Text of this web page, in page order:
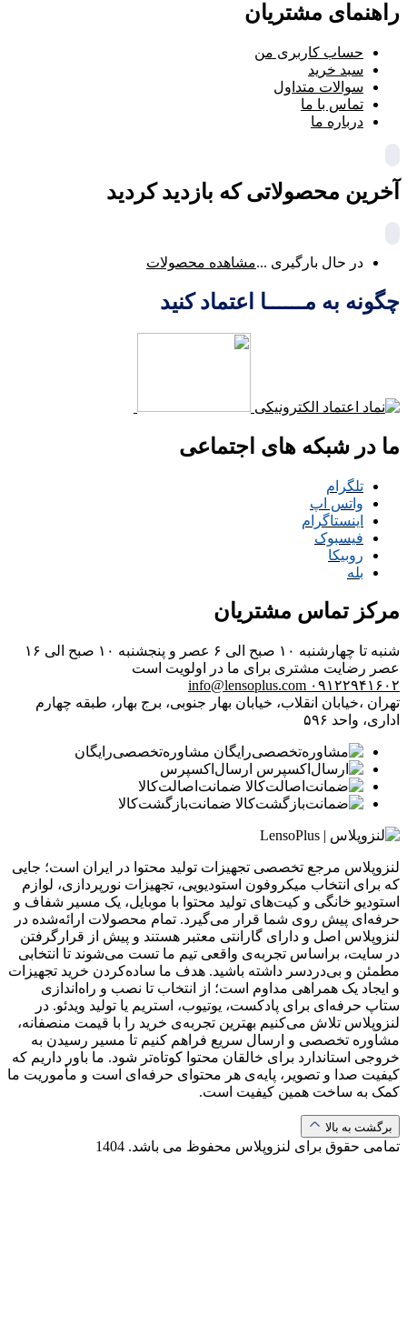
راهنمای مشتریان
حساب کاربری من
سبد خرید
سوالات متداول
تماس با ما
درباره ما
آخرین محصولاتی که بازدید کردید
در حال بارگیری ...مشاهده محصولات
چگونه به مــــــا اعتماد کنید
ما در شبکه های اجتماعی
تلگرام
واتس اپ
اینستاگرام
فیسبوک
روبیکا
بله
مرکز تماس مشتریان
شنبه تا چهارشنبه ۱۰ صبح الی ۶ عصر و پنجشنبه ۱۰ صبح الی ۱۶
عصر رضایت مشتری برای ما در اولویت است
۰۹۱۲۲۹۴۱۶۰۲ info@lensoplus.com
تهران ،خیابان انقلاب، خیابان بهار جنوبی، برج بهار، طبقه چهارم
اداری، واحد ۵۹۶
مشاوره‌تخصصی‌رایگان
ارسال‌اکسپرس
ضمانت‌اصالت‌کالا
ضمانت‌بازگشت‌کالا
لنزوپلاس مرجع تخصصی تجهیزات تولید محتوا در ایران است؛ جایی
که برای انتخاب میکروفون استودیویی، تجهیزات نورپردازی، لوازم
استودیو خانگی و کیت‌های تولید محتوا با موبایل، یک مسیر شفاف و
حرفه‌ای پیش روی شما قرار می‌گیرد. تمام محصولات ارائه‌شده در
لنزوپلاس اصل و دارای گارانتی معتبر هستند و پیش از قرارگرفتن
در سایت، براساس تجربه‌ی واقعی تیم ما تست می‌شوند تا انتخابی
مطمئن و بی‌دردسر داشته باشید. هدف ما ساده‌کردن خرید تجهیزات
و ایجاد یک همراهی مداوم است؛ از انتخاب تا نصب و راه‌اندازی
ستاپ حرفه‌ای برای پادکست، یوتیوب، استریم یا تولید ویدئو. در
لنزوپلاس تلاش می‌کنیم بهترین تجربه‌ی خرید را با قیمت منصفانه،
مشاوره تخصصی و ارسال سریع فراهم کنیم تا مسیر رسیدن به
خروجی استاندارد برای خالقان محتوا کوتاه‌تر شود. ما باور داریم که
کیفیت صدا و تصویر، پایه‌ی هر محتوای حرفه‌ای است و مأموریت ما
کمک به ساخت همین کیفیت است.
برگشت به بالا
تمامی حقوق برای لنزوپلاس محفوظ می باشد. 1404